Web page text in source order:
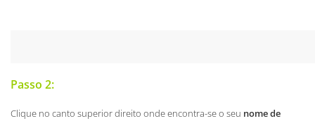
Passo 2:
Clique no canto superior direito onde encontra-se o seu nome de